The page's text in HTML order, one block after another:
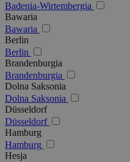
Badenia-Wirtembergia
Bawaria
Bawaria
Berlin
Berlin
Brandenburgia
Brandenburgia
Dolna Saksonia
Dolna Saksonia
Düsseldorf
Düsseldorf
Hamburg
Hamburg
Hesja